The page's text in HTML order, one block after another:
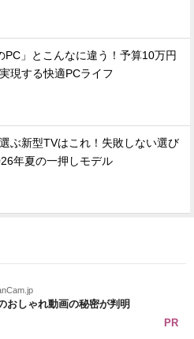
PC」とこんなに違う！予算10万円
現する快適PCライフ
ぶ新型TVはこれ！失敗しない選び
年夏の一押しモデル
おしゃれ動画の秘密が判明
PR